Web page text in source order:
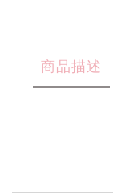
商品描述